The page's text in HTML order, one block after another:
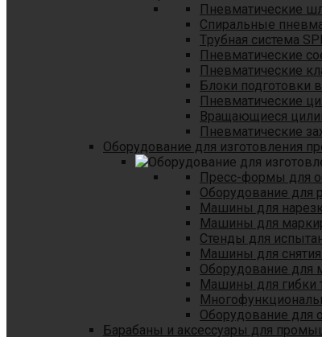
Пневматические
Спиральные
Tрубная система
Пневматические
Пневматические
Блоки подготовки
Пневматические
Вращающиеся
Пневматические
Оборудование для изготовления
Пресс-формы для
Оборудование для
Машины для
Машины для
Стенды для
Машины для снятия
Оборудование для
Машины для гибки
Оборудование для
Барабаны и аксессуары для